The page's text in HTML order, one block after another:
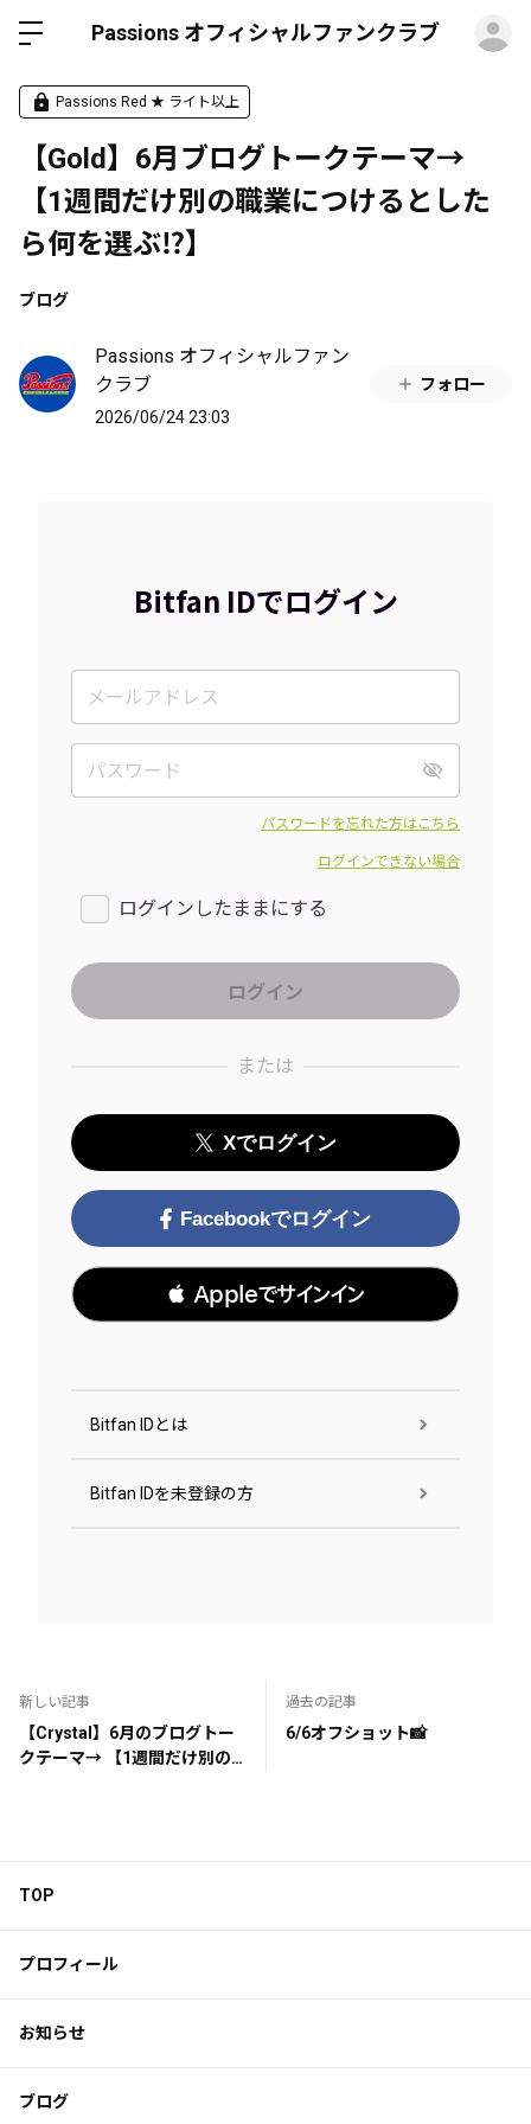
Passions オフィシャルファンクラブ
Passions Red ★ ライト以上
【Gold】6月ブログトークテーマ→
【1週間だけ別の職業につけるとした
ら何を選ぶ⁉️】
ブログ
Passions オフィシャルファン
クラブ
2026/06/24 23:03
フォロー
Bitfan IDでログイン
パスワードを忘れた方はこちら
ログインできない場合
ログインしたままにする
または
Xでログイン
Facebookでログイン
 Appleでサインイン
Bitfan IDとは
Bitfan IDを未登録の方
新しい記事
【Crystal】6月のブログトー
クテーマ→ 【1週間だけ別の
過去の記事
6/6オフショット📸
TOP
プロフィール
お知らせ
ブログ